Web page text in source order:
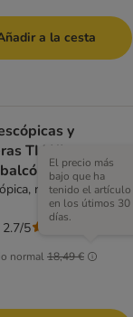
a la cesta
y
TIAKI para
recta (1 unidad)
normal18,49 €
El precio más
bajo que ha
tenido el artículo
en los útimos 30
días.
5